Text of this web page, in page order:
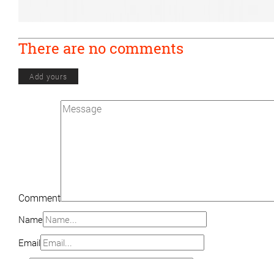
There are no comments
Add yours
Comment
Name
Email